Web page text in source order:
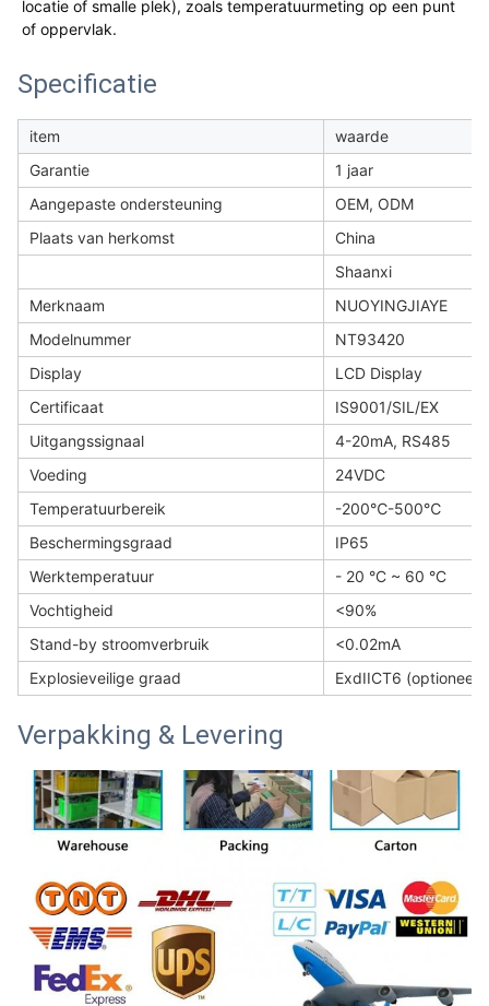
locatie of smalle plek), zoals temperatuurmeting op een punt
of oppervlak.
Specificatie
item
waarde
Garantie
1 jaar
Aangepaste ondersteuning
OEM, ODM
Plaats van herkomst
China
Shaanxi
Merknaam
NUOYINGJIAYE
Modelnummer
NT93420
Display
LCD Display
Certificaat
IS9001/SIL/EX
Uitgangssignaal
4-20mA, RS485
Voeding
24VDC
Temperatuurbereik
-200℃-500℃
Beschermingsgraad
IP65
Werktemperatuur
- 20 °C ~ 60 °C
Vochtigheid
<90%
Stand-by stroomverbruik
<0.02mA
Explosieveilige graad
ExdIICT6 (optioneel)
Verpakking & Levering